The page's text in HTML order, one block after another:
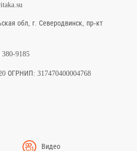
обл, г. Северодвинск, пр-кт
9185
ОГРНИП: 317470400004768
Видео